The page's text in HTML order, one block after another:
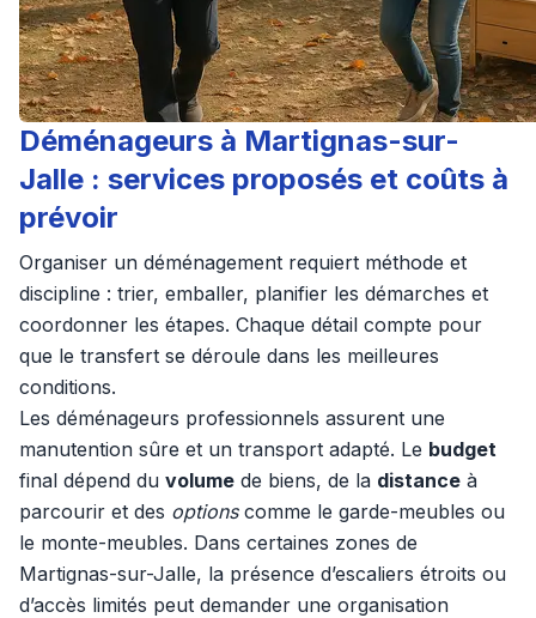
Déménageurs à Martignas-sur-
Jalle : services proposés et coûts à
prévoir
Organiser un déménagement requiert méthode et
discipline : trier, emballer, planifier les démarches et
coordonner les étapes. Chaque détail compte pour
que le transfert se déroule dans les meilleures
conditions.
Les déménageurs professionnels assurent une
manutention sûre et un transport adapté. Le budget
final dépend du volume de biens, de la distance à
parcourir et des optionscomme le garde-meubles ou
le monte-meubles. Dans certaines zones de
Martignas-sur-Jalle, la présence d’escaliers étroits ou
d’accès limités peut demander une organisation